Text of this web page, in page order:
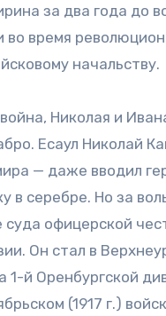
за два года до
во время
начальству.
Николая и
Есаул Николай
— даже вводил
в серебре. Но за
офицерской
Он стал в
1-й Оренбургской
(1917 г.)